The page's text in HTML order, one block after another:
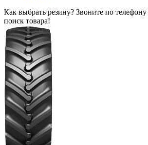
Как выбрать резину? Звоните по
поиск товара!